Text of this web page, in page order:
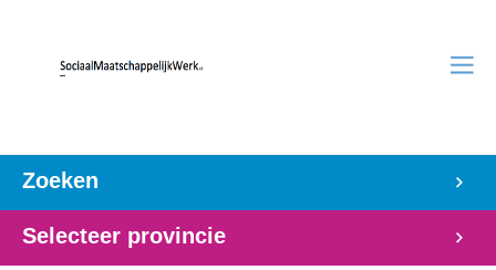
Zoeken
Selecteer provincie